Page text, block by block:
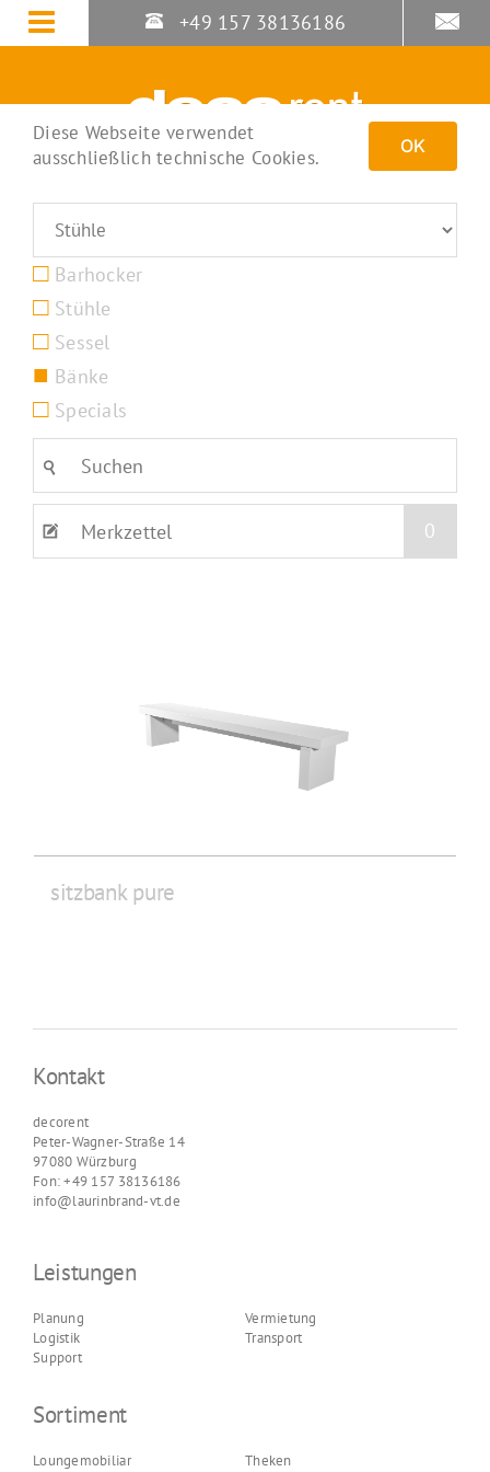
Zum
Inhalt
+49 157 38136186
Barhocker
Stühle
Sessel
Bänke
Specials
Merkzettel 0
sitzbank pure
Diese Webseite verwendet
ausschließlich technische Cookies.
OK
Kontakt
decorent
Peter-Wagner-Straße 14
97080 Würzburg
Fon: +49 157 38136186
info@laurinbrand-vt.de
Leistungen
Planung
Logistik
Support
Vermietung
Transport
Sortiment
Loungemobiliar
Theken